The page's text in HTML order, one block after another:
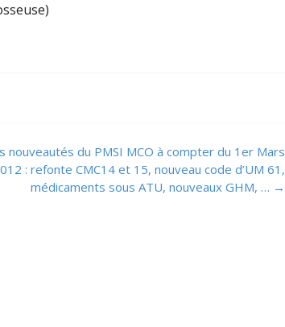
nouveautés du PMSI MCO à compter du 1er Mars
: refonte CMC14 et 15, nouveau code d’UM 61,
médicaments sous ATU, nouveaux GHM, … →